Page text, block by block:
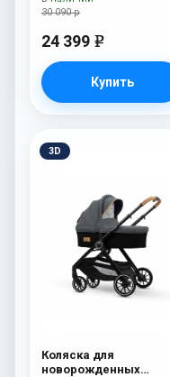
30 090 р
24 399 e
Купить
3D
Коляска для
новорожденных